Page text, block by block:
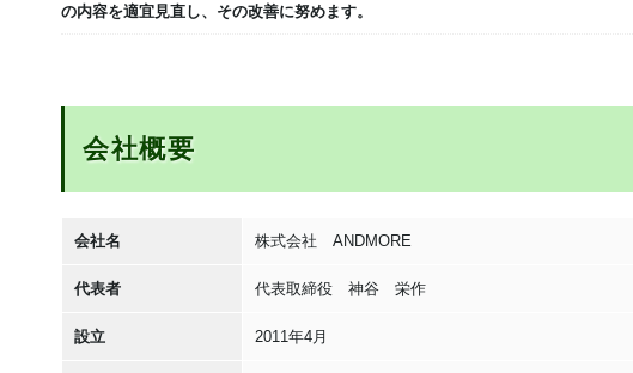
の内容を適宜見直し、その改善に努めます。
会社概要
会社名 株式会社 ANDMORE
代表者 代表取締役 神谷 栄作
設立 2011年4月